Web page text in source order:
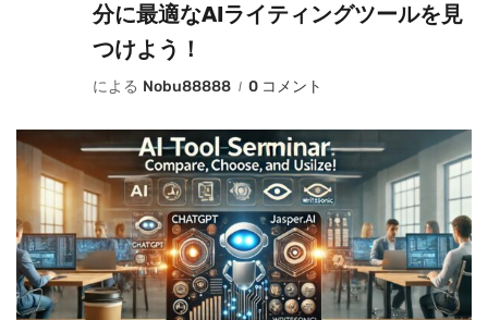
分に最適なAIライティングツールを見
つけよう！
による Nobu88888 0 コメント